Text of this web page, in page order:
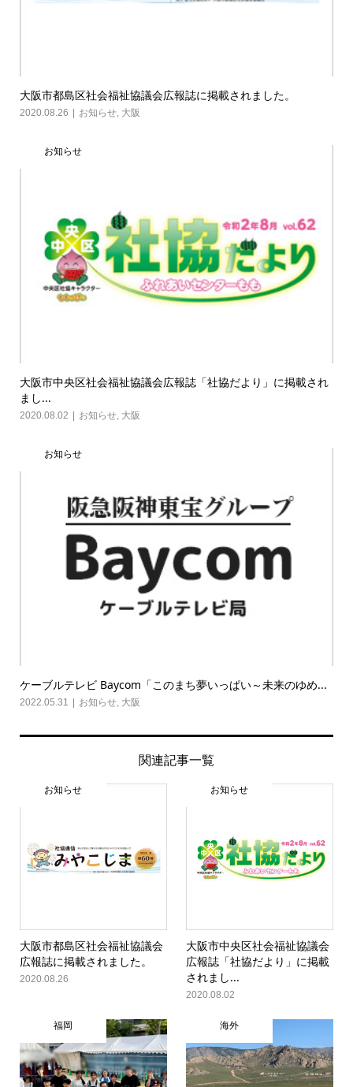
大阪市都島区社会福祉協議会広報誌に掲載されました。
2020.08.26 お知らせ, 大阪
お知らせ
大阪市中央区社会福祉協議会広報誌「社協だより」に掲載され
まし...
2020.08.02 お知らせ, 大阪
お知らせ
ケーブルテレビ Baycom「このまち夢いっぱい～未来のゆめ...
2022.05.31 お知らせ, 大阪
関連記事一覧
お知らせ
大阪市都島区社会福祉協議会
広報誌に掲載されました。
2020.08.26
お知らせ
大阪市中央区社会福祉協議会
広報誌「社協だより」に掲載
されまし...
2020.08.02
福岡 海外